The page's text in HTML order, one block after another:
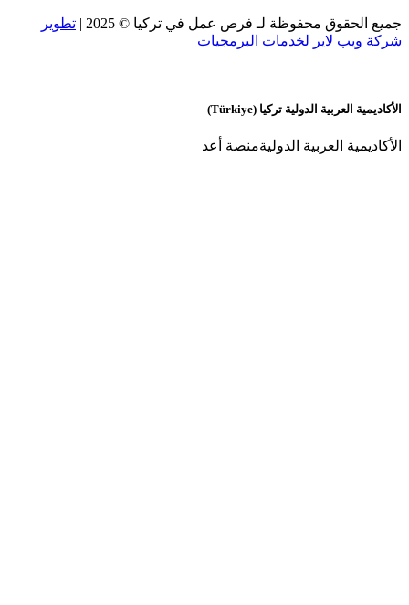
جميع الحقوق محفوظة لـ فرص عمل في تركيا © 2025 |
تطوير
شركة ويب لاير لخدمات البرمجيات
الأكاديمية العربية الدولية تركيا (Türkiye)
الأكاديمية العربية الدوليةمنصة أعد